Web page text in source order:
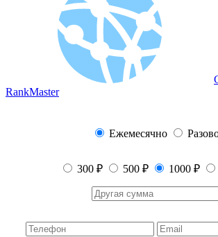
RankMaster
Ежемесячно
300 ₽ 500 ₽ 1000 ₽